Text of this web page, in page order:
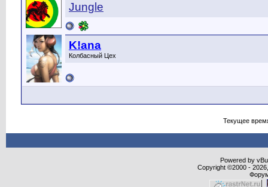
Jungle
K!ana
Колбасный Цех
Текущее
Powered by
Copyright ©2000 -